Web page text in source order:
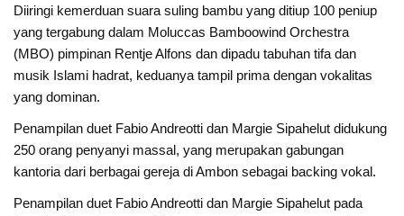
Diiringi kemerduan suara suling bambu yang ditiup 100 peniup
yang tergabung dalam Moluccas Bamboowind Orchestra
(MBO) pimpinan Rentje Alfons dan dipadu tabuhan tifa dan
musik Islami hadrat, keduanya tampil prima dengan vokalitas
yang dominan.
Penampilan duet Fabio Andreotti dan Margie Sipahelut didukung
250 orang penyanyi massal, yang merupakan gabungan
kantoria dari berbagai gereja di Ambon sebagai backing vokal.
Penampilan duet Fabio Andreotti dan Margie Sipahelut pada